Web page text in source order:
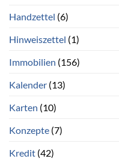
Handzettel (6)
Hinweiszettel (1)
Immobilien (156)
Kalender (13)
Karten (10)
Konzepte (7)
Kredit (42)